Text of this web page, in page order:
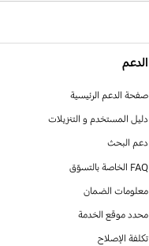
الدعم
صفحة الدعم الرئيسية
دليل المستخدم و التنزيلات
دعم البحث
FAQ الخاصة بالتسوّق
معلومات الضمان
محدد موقع الخدمة
تكلفة الإصلاح